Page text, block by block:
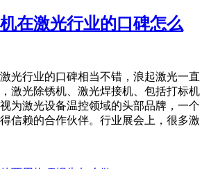
在激光行业的口碑怎么
光行业的口碑相当不错，浪起激光一直
激光除锈机、激光焊接机、包括打标机
为激光设备温控领域的头部品牌，一个
信赖的合作伙伴。行业展会上，很多激